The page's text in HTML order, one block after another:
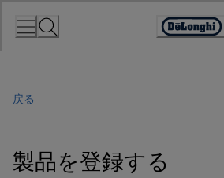
Accessibility
戻る
製品を登録する